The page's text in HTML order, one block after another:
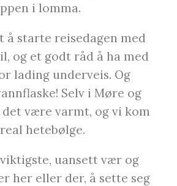
i lomma.
å starte reisedagen med
og et godt råd å ha med
lading underveis. Og
Selv i Møre og
det være varmt, og vi kom
hetebølge.
uansett vær og
her eller der, å sette seg